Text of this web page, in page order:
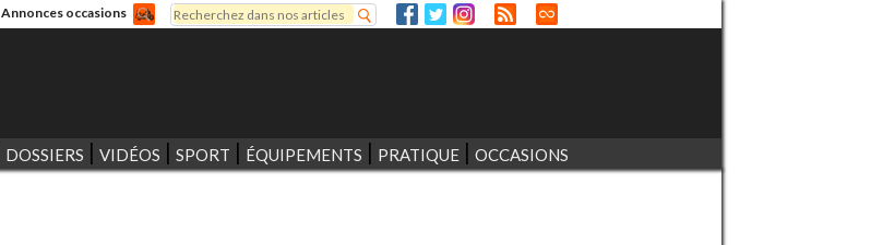
Annonces occasions
Formulaire de recherche
Rechercher
DOSSIERS VIDÉOS SPORT ÉQUIPEMENTS PRATIQUE OCCASIONS